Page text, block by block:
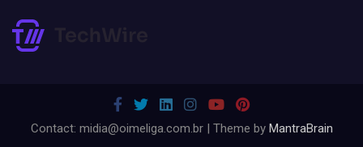
Contact: midia@oimeliga.com.br | Theme by MantraBrain